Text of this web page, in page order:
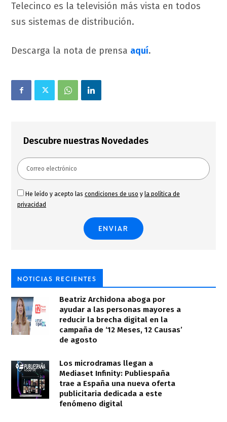
Telecinco es la televisión más vista en todos
sus sistemas de distribución.
Descarga la nota de prensa aquí.
Descubre nuestras Novedades
He leído y acepto las condiciones de uso y la política de
privacidad
NOTICIAS RECIENTES
Beatriz Archidona aboga por
ayudar a las personas mayores a
reducir la brecha digital en la
campaña de ‘12 Meses, 12 Causas’
de agosto
Los microdramas llegan a
Mediaset Infinity: Publiespaña
trae a España una nueva oferta
publicitaria dedicada a este
fenómeno digital